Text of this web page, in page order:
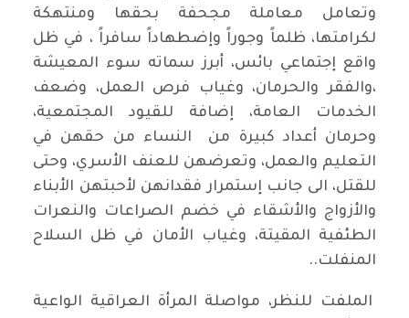
وتعامل معاملة مجحفة بحقها ومنتهكة
لكرامتها، ظلماً وجوراً وإضطهاداً سافراً ، في ظل
واقع إجتماعي بائس، أبرز سماته سوء المعيشة
،والفقر والحرمان، وغياب فرص العمل، وضعف
الخدمات العامة، إضافة للقيود المجتمعية،
وحرمان أعداد كبيرة من النساء من حقهن في
التعليم والعمل، وتعرضهن للعنف الأسري، وحتى
للقتل، الى جانب إستمرار فقدانهن لأحبتهن الأبناء
والأزواج والأشقاء في خضم الصراعات والنعرات
الطئفية المقيتة، وغياب الأمان في ظل السلاح
المنفلت..
الملفت للنظر، مواصلة المرأة العراقية الواعية